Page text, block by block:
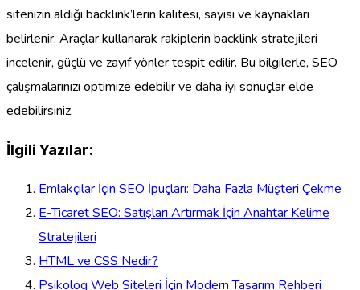
sitenizin aldığı backlink’lerin kalitesi, sayısı ve kaynakları
belirlenir. Araçlar kullanarak rakiplerin backlink stratejileri
incelenir, güçlü ve zayıf yönler tespit edilir. Bu bilgilerle, SEO
çalışmalarınızı optimize edebilir ve daha iyi sonuçlar elde
edebilirsiniz.
İlgili Yazılar:
Emlakçılar İçin SEO İpuçları: Daha Fazla Müşteri Çekme
E-Ticaret SEO: Satışları Artırmak İçin Anahtar Kelime
Stratejileri
HTML ve CSS Nedir?
Psikolog Web Siteleri İçin Modern Tasarım Rehberi